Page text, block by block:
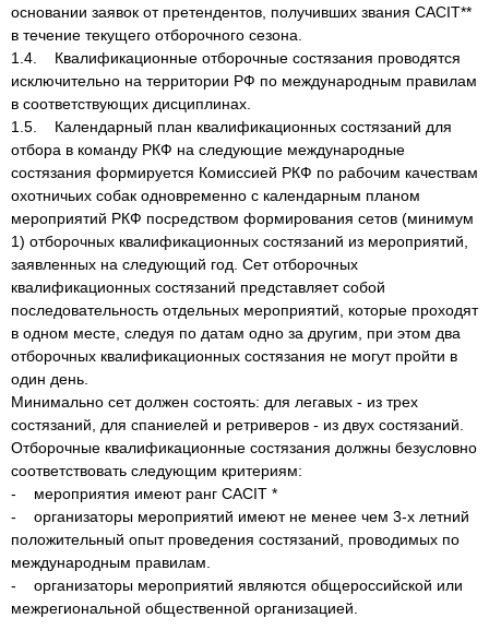
основании заявок от претендентов, получивших звания CACIT**
в течение текущего отборочного сезона.
1.4. Квалификационные отборочные состязания проводятся
исключительно на территории РФ по международным правилам
в соответствующих дисциплинах.
1.5. Календарный план квалификационных состязаний для
отбора в команду РКФ на следующие международные
состязания формируется Комиссией РКФ по рабочим качествам
охотничьих собак одновременно с календарным планом
мероприятий РКФ посредством формирования сетов (минимум
1) отборочных квалификационных состязаний из мероприятий,
заявленных на следующий год. Сет отборочных
квалификационных состязаний представляет собой
последовательность отдельных мероприятий, которые проходят
в одном месте, следуя по датам одно за другим, при этом два
отборочных квалификационных состязания не могут пройти в
один день.
Минимально сет должен состоять: для легавых - из трех
состязаний, для спаниелей и ретриверов - из двух состязаний.
Отборочные квалификационные состязания должны безусловно
соответствовать следующим критериям:
- мероприятия имеют ранг САСIT *
- организаторы мероприятий имеют не менее чем 3-х летний
положительный опыт проведения состязаний, проводимых по
международным правилам.
- организаторы мероприятий являются общероссийской или
межрегиональной общественной организацией.